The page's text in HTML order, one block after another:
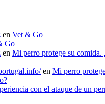
en Vet & Go
Go
en Mi perro protege su comida.
en Mi perro
con el ataque de un